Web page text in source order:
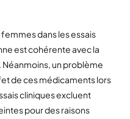
dans les essais
est cohérente avec la
un problème
de ces médicaments lors
cliniques excluent
pour des raisons